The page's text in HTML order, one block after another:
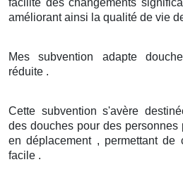
améliorant ainsi la qualité de vie
Mes subvention adapte
réduite .
Cette subvention s'avère
des douches pour des personnes
en déplacement , permettant
facile .